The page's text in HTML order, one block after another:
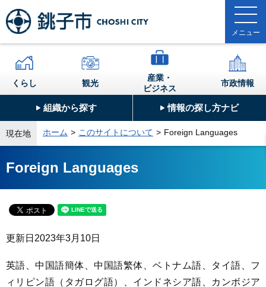
組織から探す 情報の探し方ナビ
くらし 観光
産業・
ビジネス
市政情報
現在地 ホーム このサイトについて Foreign Languages
Foreign Languages
更新日 2023年3月10日
英語、中国語簡体、中国語繁体、ベトナム語、タイ語、フ
ィリピン語（タガログ語）、インドネシア語、カンボジア